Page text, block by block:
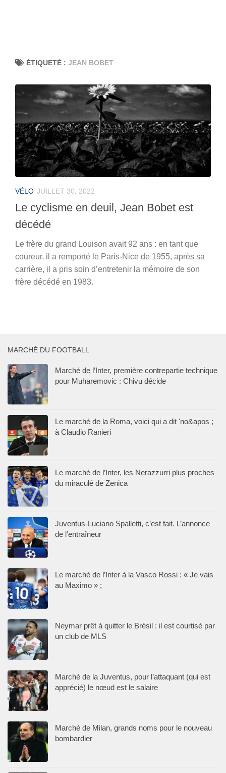
ÉTIQUETÉ : JEAN BOBET
VÉLO JUILLET 30, 2022
Le cyclisme en deuil, Jean Bobet est
décédé
Le frère du grand Louison avait 92 ans : en tant que
coureur, il a remporté le Paris-Nice de 1955, après sa
carrière, il a pris soin d’entretenir la mémoire de son
frère décédé en 1983.
MARCHÉ DU FOOTBALL
Marché de l’Inter, première contrepartie technique
pour Muharemovic : Chivu décide
Le marché de la Roma, voici qui a dit 'no&apos ;
à Claudio Ranieri
Le marché de l’Inter, les Nerazzurri plus proches
du miraculé de Zenica
Juventus-Luciano Spalletti, c’est fait. L’annonce
de l’entraîneur
Le marché de l’Inter à la Vasco Rossi : « Je vais
au Maximo » ;
Neymar prêt à quitter le Brésil : il est courtisé par
un club de MLS
Marché de la Juventus, pour l’attaquant (qui est
apprécié) le nœud est le salaire
Marché de Milan, grands noms pour le nouveau
bombardier